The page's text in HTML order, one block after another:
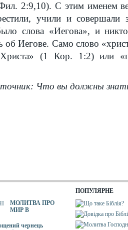
2:9,10). С этим именем
учили и совершали
слова «Иегова», и
Иегове. Само слово
(1 Кор. 1:2) или
Что вы должны
МОЛИТВА ПРО
МИР В
чернець
ПОПУЛЯРНЕ